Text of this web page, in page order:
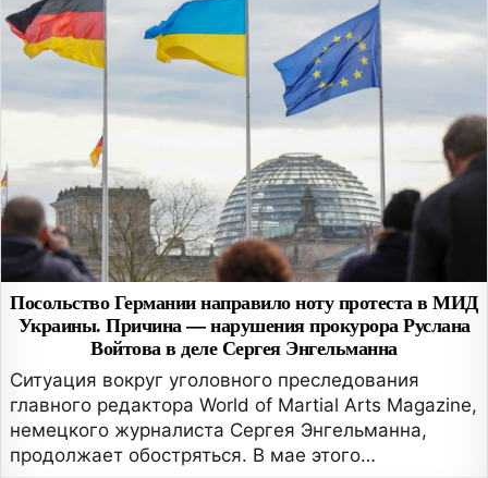
Посольство Германии направило ноту протеста в МИД
Украины. Причина — нарушения прокурора Руслана
Войтова в деле Сергея Энгельманна
Ситуация вокруг уголовного преследования
главного редактора World of Martial Arts Magazine,
немецкого журналиста Сергея Энгельманна,
продолжает обостряться. В мае этого…